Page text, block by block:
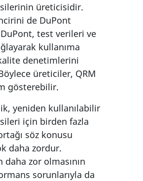
üreticisidir.
de DuPont
test verileri ve
kullanıma
denetimlerini
üreticiler, QRM
gösterebilir.
yeniden kullanılabilir
için birden fazla
söz konusu
daha zordur.
zor olmasının
sorunlarıyla da